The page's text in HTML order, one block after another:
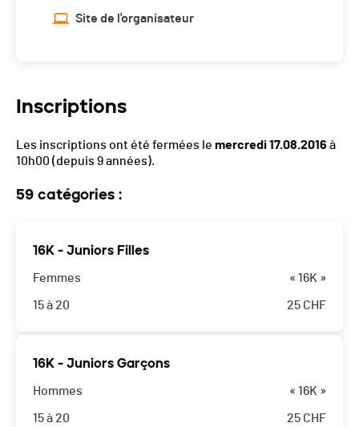
Site de l'organisateur
Inscriptions
Les inscriptions ont été fermées le mercredi 17.08.2016 à
10h00 (depuis 9 années).
59 catégories :
16K - Juniors Filles
Femmes
15 à 20
« 16K »
25 CHF
16K - Juniors Garçons
Hommes
15 à 20
« 16K »
25 CHF